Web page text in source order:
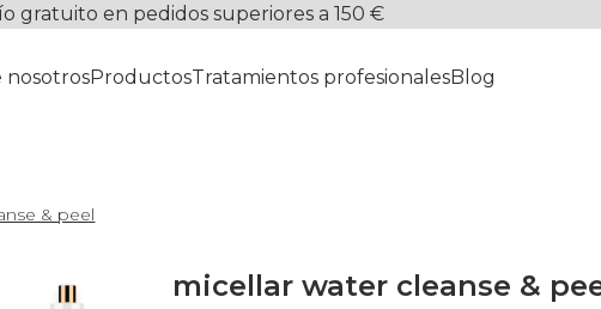
gratuito en pedidos superiores a 150 €
nosotrosProductosTratamientos profesionalesBlog
& peel
micellar water cleanse &